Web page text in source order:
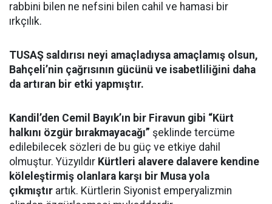
rabbini bilen ne nefsini bilen cahil ve hamasi bir
ırkçılık.
TUSAŞ saldırısı neyi amaçladıysa amaçlamış olsun,
Bahçeli’nin çağrısının gücünü ve isabetliliğini daha
da artıran bir etki yapmıştır.
Kandil’den Cemil Bayık’ın bir Firavun gibi “Kürt
halkını özgür bırakmayacağı” şeklinde tercüme
edilebilecek sözleri de bu güç ve etkiye dahil
olmuştur. Yüzyıldır Kürtleri alavere dalavere kendine
köleleştirmiş olanlara karşı bir Musa yola
çıkmıştır artık. Kürtlerin Siyonist emperyalizmin